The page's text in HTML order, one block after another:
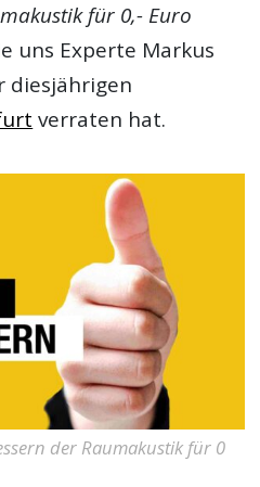
für 0,- Euro
uns Experte Markus
diesjährigen
verraten hat.
der Raumakustik für 0